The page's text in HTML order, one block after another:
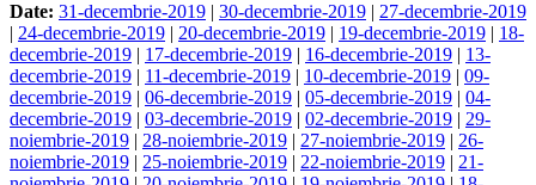
Date: 31-decembrie-2019 | 30-decembrie-2019 | 27-decembrie-2019
| 24-decembrie-2019 | 20-decembrie-2019 | 19-decembrie-2019 | 18-
decembrie-2019 | 17-decembrie-2019 | 16-decembrie-2019 | 13-
decembrie-2019 | 11-decembrie-2019 | 10-decembrie-2019 | 09-
decembrie-2019 | 06-decembrie-2019 | 05-decembrie-2019 | 04-
decembrie-2019 | 03-decembrie-2019 | 02-decembrie-2019 | 29-
noiembrie-2019 | 28-noiembrie-2019 | 27-noiembrie-2019 | 26-
noiembrie-2019 | 25-noiembrie-2019 | 22-noiembrie-2019 | 21-